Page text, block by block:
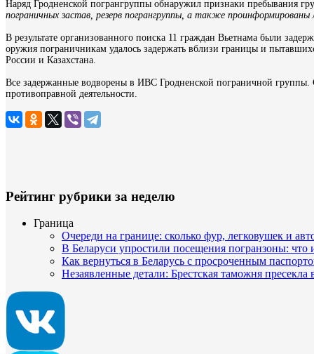
Наряд Гродненской погрангруппы обнаружил признаки пребывания
пограничных застав, резерв погрангруппы, а также
В результате организованного поиска 11 граждан Вьетнама были
оружия пограничникам удалось задержать вблизи границы и
России и Казахстана.
Все задержанные водворены в ИВС Гродненской пограничной группы.
противоправной деятельности.
Рейтинг рубрики за неделю
Граница
Очереди на границе: сколько фур, легковушек и
В Беларуси упростили посещения погранзоны: что
Как вернуться в Беларусь с просроченным
Незаявленные детали: Брестская таможня